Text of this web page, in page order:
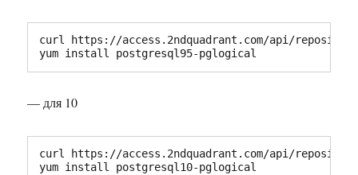
curl https://access.2ndquadrant.com/api/
yum install postgresql95-pglogical
— для 10
curl https://access.2ndquadrant.com/api/
yum install postgresql10-pglogical